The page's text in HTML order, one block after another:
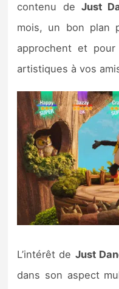
contenu deJust
mois, un bon plan
approchent et
artistiques à vos
L’intérêt de Just
dans son aspect